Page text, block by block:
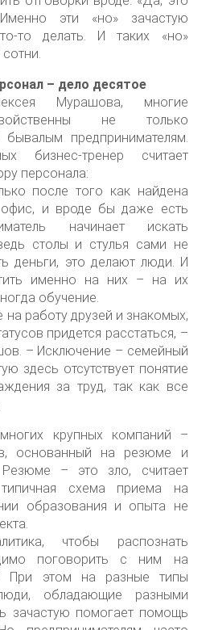
эти «но» зачастую
то делать. И таких «но»
– дело десятое
Мурашова, многие
не только
предпринимателям.
бизнес-тренер считает
персонала:
после того как найдена
офис, и вроде бы даже есть
начинает искать
столы и стулья сами не
деньги, это делают люди. И
именно на них – на их
обучение.
на работу друзей и знакомых,
придется расстаться, –
– Исключение – семейный
здесь отсутствует понятие
за труд, так как все
крупных компаний –
основанный на резюме и
Резюме – это зло, считает
схема приема на
образования и опыта не
чтобы распознать
поговорить с ним на
При этом на разные типы
обладающие разными
зачастую помогает помощь